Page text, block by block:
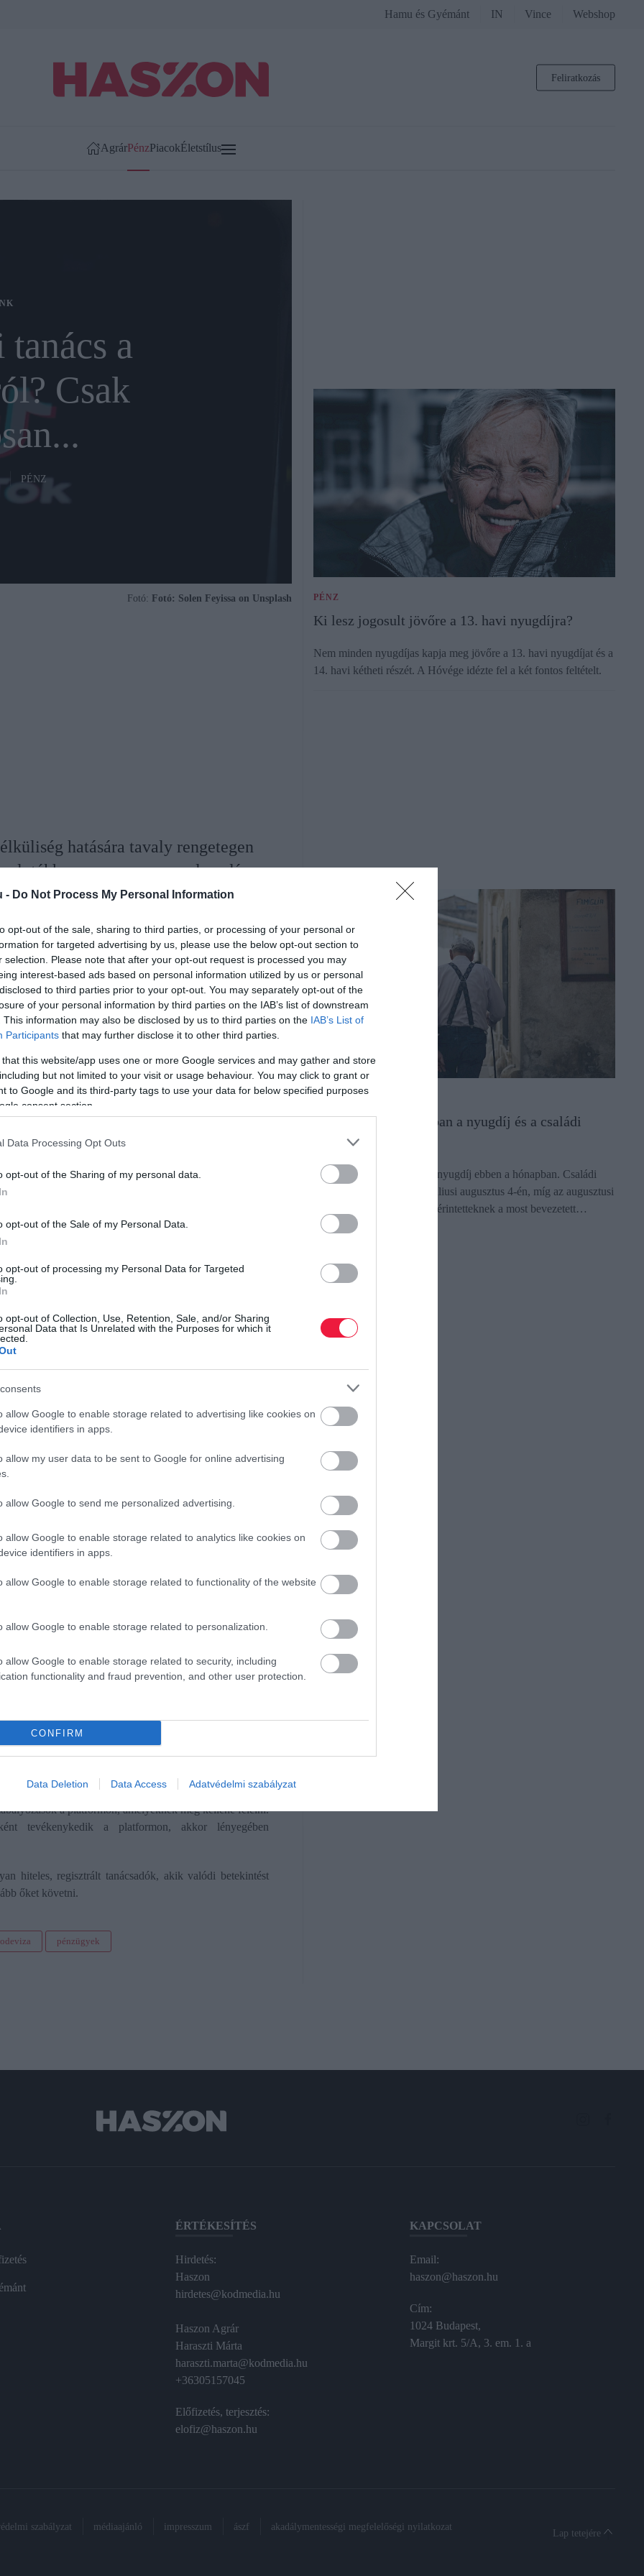
- Do Not Process My Personal Information
opt-out of the sale, sharing to third parties, or processing of your personal or
for targeted advertising by us, please use the below opt-out section to
selection. Please note that after your opt-out request is processed you may
interest-based ads based on personal information utilized by us or personal
to third parties prior to your opt-out. You may separately opt-out of the
of your personal information by third parties on the IAB’s list of downstream
This information may also be disclosed by us to third parties on the IAB’s List of
Participants that may further disclose it to other third parties.
that this website/app uses one or more Google services and may gather and store
but not limited to your visit or usage behaviour. You may click to grant or
to Google and its third-party tags to use your data for below specified purposes
consent section.
Data Processing Opt Outs
opt-out of the Sharing of my personal data.
opt-out of the Sale of my Personal Data.
opt-out of processing my Personal Data for Targeted
opt-out of Collection, Use, Retention, Sale, and/or Sharing
Data that Is Unrelated with the Purposes for which it
allow Google to enable storage related to advertising like cookies on
identifiers in apps.
allow my user data to be sent to Google for online advertising
allow Google to send me personalized advertising.
allow Google to enable storage related to analytics like cookies on
identifiers in apps.
allow Google to enable storage related to functionality of the website
allow Google to enable storage related to personalization.
allow Google to enable storage related to security, including
functionality and fraud prevention, and other user protection.
CONFIRM
Data Deletion Data Access Adatvédelmi szabályzat
Hamu és Gyémánt IN Vince Webshop
Feliratkozás
AgrárPénzPiacokÉletstílus
a
Csak
PÉNZ
Fotó: Fotó: Solen Feyissa on Unsplash
hatására tavaly rengetegen
a gyors meggazdagodás
ot sem kerülte el, ahol megjelentek
tanácsadók is.
forrásként a Google Keresőben!
influenszerek óriási befolyásra tettek szert az elmúlt
arányos a megbízhatósággal. A megnövekedett
tituláló tartalomgyártók tömkelege lepte el a TikTok
növelése reményében. Közülük sokan téves
akik pedig követik ezeket a tippeket, súlyos anyagi
toxikus, és kártékony az üzleti világ számára.
engedély nem szükséges ahhoz, hogy valaki
hivatalosan tevékenykedő, képzett szakemberektől
a jól ismert mondat: „ez nem minősül pénzügyi
és Tőzsdefelügyelet ellenőrzése alól.
részét befektesd valamibe, egy hivatalos pénzügyi
hiszen túl sok forog kockán. Mégis, sokan
lehet a nagy követettség, amely azt sugallja,
organikus elérését, amely végső soron nagyobb
van egy alkotói alapja, amelyből azok a tartalomgyártók
örvend, akkor egy olyan videó, amiben az
futótűzként fog elterjedni a platformon, ezáltal plusz
egy valutáról, mert érdemes belefektetni, hanem azért,
A mém-valuta sikerén felbuzdulva rengeteg
valuták alkotói és befektetői sokszor a TikTok
a mém-tokeneket. Az a helyzet, hogy sokszor be is
a mém-valutából, amelynek így több száz százalékot is
az alapítók és egyes holderek gyorsan eladják a
a bizakodó befektetők pénze pedig elfüstöl. Az
akik pontosan tudják, mikor kell eladniuk a valutákat.
kriptovalutákat, ezt a cikkünketITT TALÁLOD.
nem minősül tanácsadásnak, akkor szinte
a platformon, amelyeknek meg kellene felelni.
tevékenykedik a platformon, akkor lényegében
hiteles, regisztrált tanácsadók, akik valódi betekintést
őket követni.
pénzügyek
PÉNZ
Ki lesz jogosult jövőre a 13. havi nyugdíjra?
Nem minden nyugdíjas kapja meg jövőre a 13. havi nyugdíjat és a
14. havi kétheti részét. A Hóvége idézte fel a két fontos feltételt.
PÉNZ
Ekkor jön augusztusban a nyugdíj és a családi
pótlék
Augusztus 12-én érkezik a nyugdíj ebben a hónapban. Családi
pótlék pedig kétszer is. A júliusi augusztus 4-én, míg az augusztusi
augusztus 24-én. És jön az érintetteknek a most bevezetett…
rectangle
ÉRTÉKESÍTÉS
Hirdetés:
Haszon
hirdetes@kodmedia.hu
Haszon Agrár
Haraszti Márta
haraszti.marta@kodmedia.hu
+36305157045
Előfizetés, terjesztés:
elofiz@haszon.hu
KAPCSOLAT
Email:
haszon@haszon.hu
Cím:
1024 Budapest,
Margit krt. 5/A, 3. em. 1. a
szabályzat médiaajánló impresszum ászf akadálymentességi megfelelőségi nyilatkozat
Lap tetejére